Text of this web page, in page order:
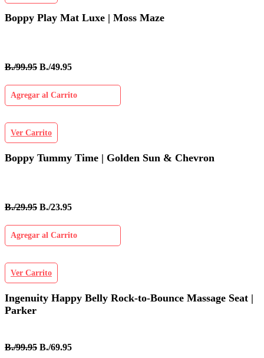
Boppy Play Mat Luxe | Moss Maze
B./99.95 B./49.95
Agregar al Carrito
Ver Carrito
Boppy Tummy Time | Golden Sun & Chevron
B./29.95 B./23.95
Agregar al Carrito
Ver Carrito
Ingenuity Happy Belly Rock-to-Bounce Massage Seat |
Parker
B./99.95 B./69.95